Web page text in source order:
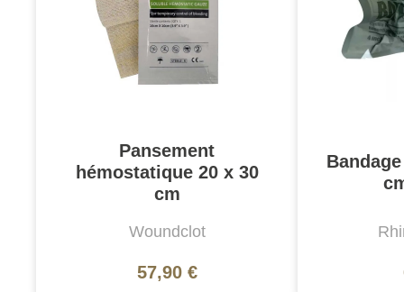
Pansement
hémostatique 20 x 30
cm
Woundclot
57,90 €